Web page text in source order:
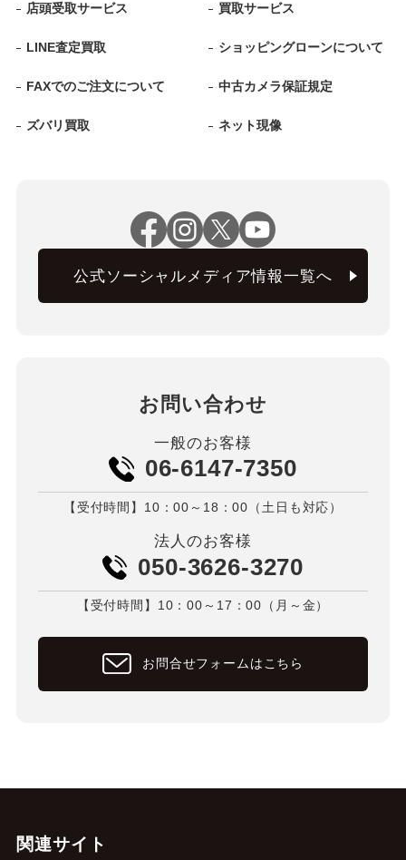
店頭受取サービス 買取サービス
LINE査定買取 ショッピングローンについて
FAXでのご注文について 中古カメラ保証規定
ズバリ買取 ネット現像
公式ソーシャルメディア情報一覧へ
お問い合わせ
一般のお客様
06-6147-7350
【受付時間】10：00～18：00（土日も対応）
法人のお客様
050-3626-3270
【受付時間】10：00～17：00（月～金）
お問合せフォームはこちら
関連サイト